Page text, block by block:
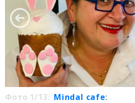
Фото 1/13: Mindal cafe: